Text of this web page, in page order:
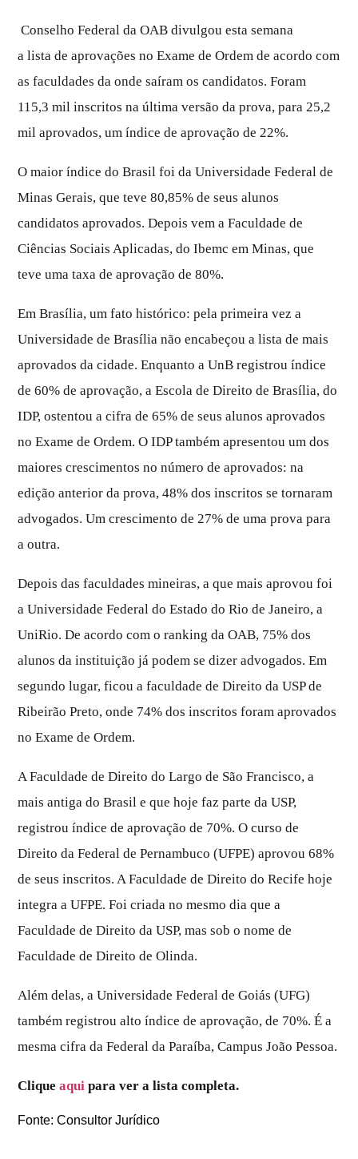
Conselho Federal da OAB divulgou esta semana
a lista de aprovações no Exame de Ordem de acordo com
as faculdades da onde saíram os candidatos. Foram
115,3 mil inscritos na última versão da prova, para 25,2
mil aprovados, um índice de aprovação de 22%.
O maior índice do Brasil foi da Universidade Federal de
Minas Gerais, que teve 80,85% de seus alunos
candidatos aprovados. Depois vem a Faculdade de
Ciências Sociais Aplicadas, do Ibemc em Minas, que
teve uma taxa de aprovação de 80%.
Em Brasília, um fato histórico: pela primeira vez a
Universidade de Brasília não encabeçou a lista de mais
aprovados da cidade. Enquanto a UnB registrou índice
de 60% de aprovação, a Escola de Direito de Brasília, do
IDP, ostentou a cifra de 65% de seus alunos aprovados
no Exame de Ordem. O IDP também apresentou um dos
maiores crescimentos no número de aprovados: na
edição anterior da prova, 48% dos inscritos se tornaram
advogados. Um crescimento de 27% de uma prova para
a outra.
Depois das faculdades mineiras, a que mais aprovou foi
a Universidade Federal do Estado do Rio de Janeiro, a
UniRio. De acordo com o ranking da OAB, 75% dos
alunos da instituição já podem se dizer advogados. Em
segundo lugar, ficou a faculdade de Direito da USP de
Ribeirão Preto, onde 74% dos inscritos foram aprovados
no Exame de Ordem.
A Faculdade de Direito do Largo de São Francisco, a
mais antiga do Brasil e que hoje faz parte da USP,
registrou índice de aprovação de 70%. O curso de
Direito da Federal de Pernambuco (UFPE) aprovou 68%
de seus inscritos. A Faculdade de Direito do Recife hoje
integra a UFPE. Foi criada no mesmo dia que a
Faculdade de Direito da USP, mas sob o nome de
Faculdade de Direito de Olinda.
Além delas, a Universidade Federal de Goiás (UFG)
também registrou alto índice de aprovação, de 70%. É a
mesma cifra da Federal da Paraíba, Campus João Pessoa.
Clique aqui para ver a lista completa.
Fonte: Consultor Jurídico